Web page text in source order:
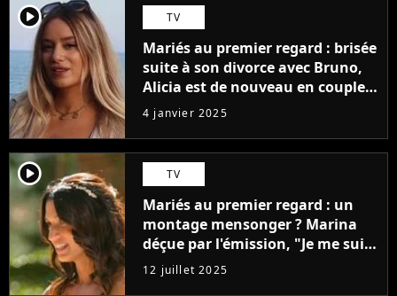
player2 TV
Mariés au premier regard : brisée
suite à son divorce avec Bruno,
Alicia est de nouveau en couple !
Elle officialise avec son nouveau
chéri en photo
4 janvier 2025
player2 TV
Mariés au premier regard : un
montage mensonger ? Marina
déçue par l'émission, "Je me suis
pris une vague de haine"
12 juillet 2025